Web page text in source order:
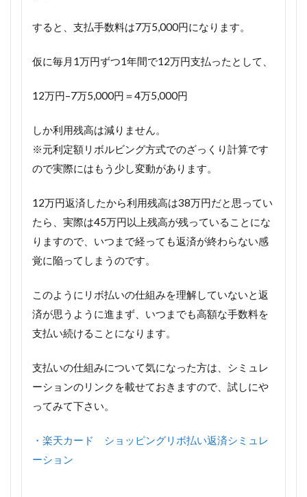
すると、支払手数料は7万5,000円になります。
仮に毎月1万円ずつ1年間で12万円支払ったとして、
12万円–7万5,000円＝4万5,000円
しか利用残高は減りません。
※元利定額リボルビング方式でのざっくり計算です
ので実際にはもう少し変動があります。
12万円返済したから利用残高は38万円だと思ってい
たら、実際は45万円以上残高が残っていることにな
りますので、いつまで経っても返済が終わらない感
覚に陥ってしまうのです。
このようにリボ払いの仕組みを理解していないと返
済が思うように進まず、いつまでも高額な手数料を
支払い続けることになります。
支払いの仕組みについて気になった方は、シミュレ
ーションのリンクを載せておきますので、試しにや
ってみて下さい。
・楽天カード ショッピングリボ払い返済シミュレ
ーション